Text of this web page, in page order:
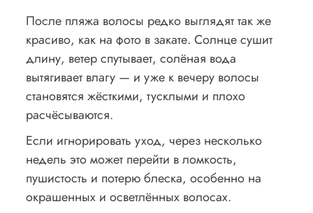
После пляжа волосы редко выглядят так же
красиво, как на фото в закате. Солнце сушит
длину, ветер спутывает, солёная вода
вытягивает влагу — и уже к вечеру волосы
становятся жёсткими, тусклыми и плохо
расчёсываются.
Если игнорировать уход, через несколько
недель это может перейти в ломкость,
пушистость и потерю блеска, особенно на
окрашенных и осветлённых волосах.